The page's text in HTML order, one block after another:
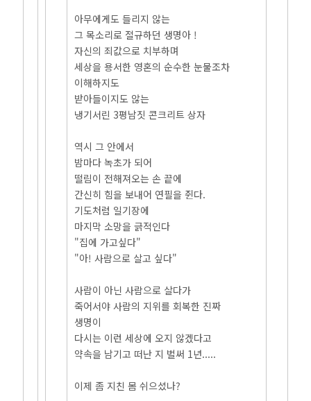
아무에게도 들리지 않는
그 목소리로 절규하던 생명아 !
자신의 죄값으로 치부하며
세상을 용서한 영혼의 순수한 눈물조차
이해하지도
받아들이지도 않는
냉기서린 3평남짓 콘크리트 상자
역시 그 안에서
밤마다 녹초가 되어
떨림이 전해져오는 손 끝에
간신히 힘을 보내어 연필을 쥔다.
기도처럼 일기장에
마지막 소망을 긁적인다
"집에 가고싶다"
"아! 사람으로 살고 싶다"
사람이 아닌 사람으로 살다가
죽어서야 사람의 지위를 회복한 진짜
생명이
다시는 이런 세상에 오지 않겠다고
약속을 남기고 떠난 지 벌써 1년.....
이제 좀 지친 몸 쉬으셨나?